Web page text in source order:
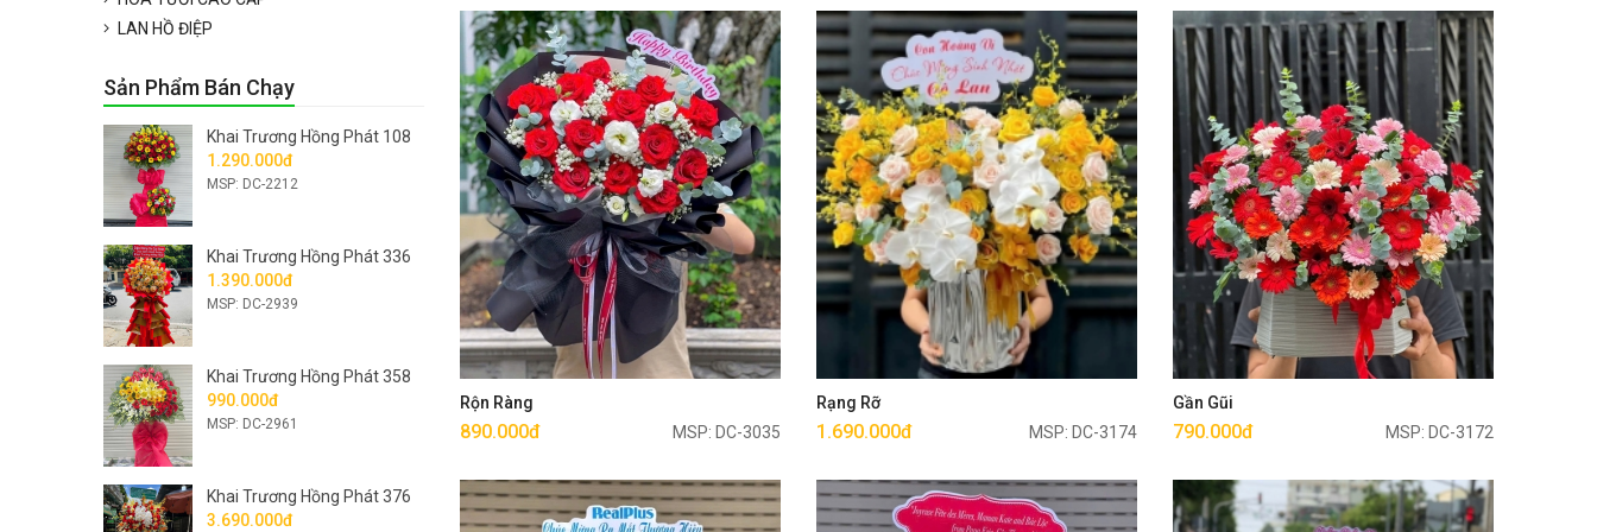
Rộn Ràng
890.000đ MSP: DC-3035
Mua ngay
Rạng Rỡ
1.690.000đ MSP: DC-3174
Mua ngay
Gần Gũi
790.000đ MSP: DC-3172
Mua ngay
LAN HỒ ĐIỆP
Sản Phẩm Bán Chạy
Khai Trương Hồng Phát 108
1.290.000đ
MSP: DC-2212
Khai Trương Hồng Phát 336
1.390.000đ
MSP: DC-2939
Khai Trương Hồng Phát 358
990.000đ
MSP: DC-2961
Khai Trương Hồng Phát 376
3.690.000đ